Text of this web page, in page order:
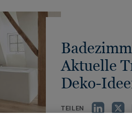
Aktuelle
Deko-
TEILEN